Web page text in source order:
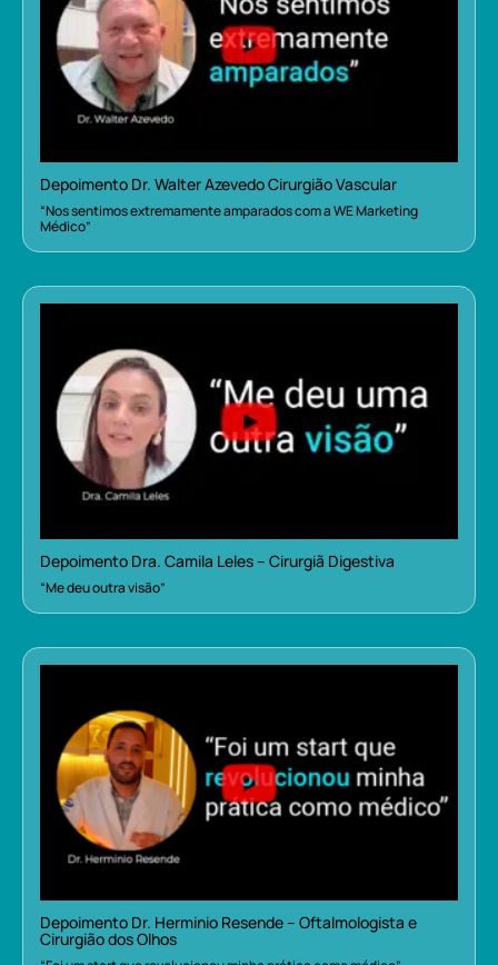
Depoimento Dr. Walter Azevedo Cirurgião Vascular
“Nos sentimos extremamente amparados com a WE Marketing
Médico”
Depoimento Dra. Camila Leles – Cirurgiã Digestiva
“Me deu outra visão”
Depoimento Dr. Herminio Resende – Oftalmologista e
Cirurgião dos Olhos